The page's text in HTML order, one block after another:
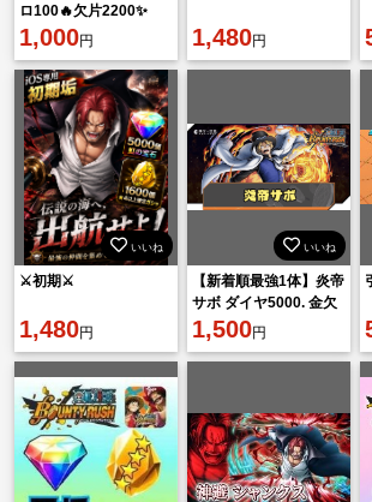
ロ100🔥欠片2200✨️
1,000円 1,480円
いいね
⚔️初期⚔️
1,480円
いいね
【新着順最強1体】炎帝
サボ ダイヤ5000. 金欠
片1601機種 IOS
1,500円